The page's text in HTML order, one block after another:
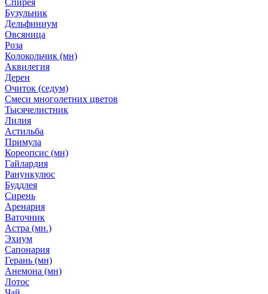
Спирея
Бузульник
Дельфиниум
Овсяница
Роза
Колокольчик (мн)
Аквилегия
Дерен
Очиток (седум)
Смеси многолетних цветов
Тысячелистник
Лилия
Астильба
Примула
Кореопсис (мн)
Гайлардия
Ранункулюс
Буддлея
Сирень
Аренария
Ваточник
Астра (мн.)
Эхиум
Сапонария
Герань (мн)
Анемона (мн)
Лотос